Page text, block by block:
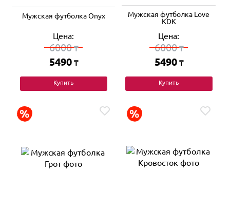
Мужская футболка Onyx
Цена:
6000₸
5490 ₸
Купить
Мужская футболка Love
KDK
Цена:
6000₸
5490 ₸
Купить